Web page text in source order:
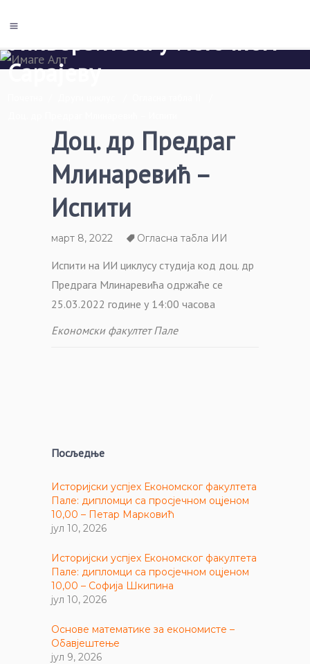
Сарајеву
Доц. др Предраг
Млинаревић –
Испити
март 8, 2022 Огласна табла ИИ
Испити на ИИ циклусу студија код доц. др
Предрага Млинаревића одржаће се
25.03.2022 године у 14:00 часова
Економски факултет Пале
Посљедње
Историјски успјех Економског факултета
Пале: дипломци са просјечном оцјеном
10,00 – Петар Марковић
јул 10, 2026
Историјски успјех Економског факултета
Пале: дипломци са просјечном оцјеном
10,00 – Софија Шкипина
јул 10, 2026
Основе математике за економисте –
Обавјештење
јул 9, 2026